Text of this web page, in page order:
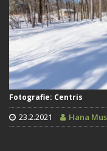
Fotografie: Centris
23.2.2021 Hana